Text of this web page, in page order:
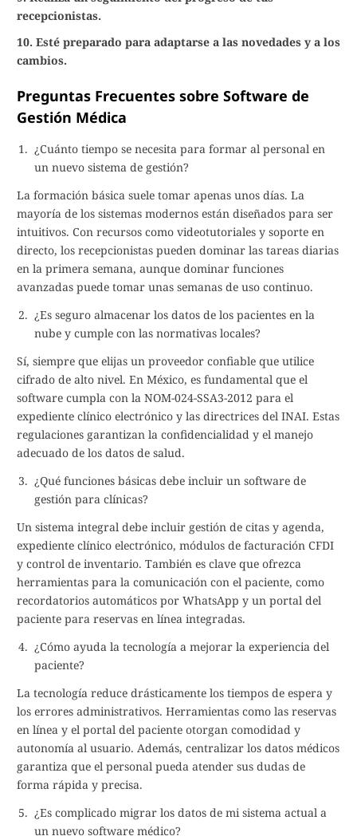
recepcionistas.
10. Esté preparado para adaptarse a las novedades y a los
cambios.
Preguntas Frecuentes sobre Software de
Gestión Médica
¿Cuánto tiempo se necesita para formar al personal en
un nuevo sistema de gestión?
La formación básica suele tomar apenas unos días. La
mayoría de los sistemas modernos están diseñados para ser
intuitivos. Con recursos como videotutoriales y soporte en
directo, los recepcionistas pueden dominar las tareas diarias
en la primera semana, aunque dominar funciones
avanzadas puede tomar unas semanas de uso continuo.
¿Es seguro almacenar los datos de los pacientes en la
nube y cumple con las normativas locales?
Sí, siempre que elijas un proveedor confiable que utilice
cifrado de alto nivel. En México, es fundamental que el
software cumpla con la NOM-024-SSA3-2012 para el
expediente clínico electrónico y las directrices del INAI. Estas
regulaciones garantizan la confidencialidad y el manejo
adecuado de los datos de salud.
¿Qué funciones básicas debe incluir un software de
gestión para clínicas?
Un sistema integral debe incluir gestión de citas y agenda,
expediente clínico electrónico, módulos de facturación CFDI
y control de inventario. También es clave que ofrezca
herramientas para la comunicación con el paciente, como
recordatorios automáticos por WhatsApp y un portal del
paciente para reservas en línea integradas.
¿Cómo ayuda la tecnología a mejorar la experiencia del
paciente?
La tecnología reduce drásticamente los tiempos de espera y
los errores administrativos. Herramientas como las reservas
en línea y el portal del paciente otorgan comodidad y
autonomía al usuario. Además, centralizar los datos médicos
garantiza que el personal pueda atender sus dudas de
forma rápida y precisa.
¿Es complicado migrar los datos de mi sistema actual a
un nuevo software médico?